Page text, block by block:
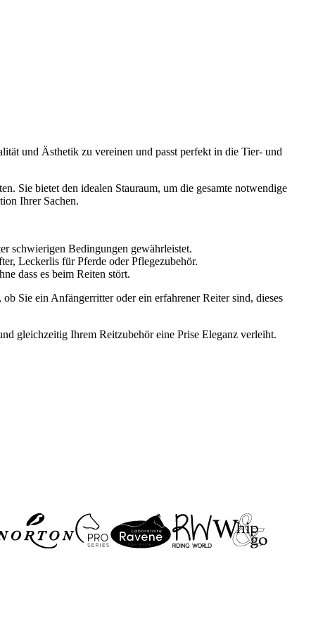
und Ästhetik zu vereinen und passt perfekt in die Tier- und
Sie bietet den idealen Stauraum, um die gesamte notwendige
Ihrer Sachen.
schwierigen Bedingungen gewährleistet.
Leckerlis für Pferde oder Pflegezubehör.
dass es beim Reiten stört.
Sie ein Anfängerritter oder ein erfahrener Reiter sind, dieses
gleichzeitig Ihrem Reitzubehör eine Prise Eleganz verleiht.